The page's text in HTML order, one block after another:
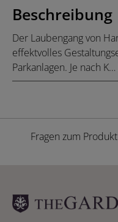
Beschreibung
Der Laubengang von
effektvolles
Parkanlagen. Je nach K…
Fragen zum Produkt